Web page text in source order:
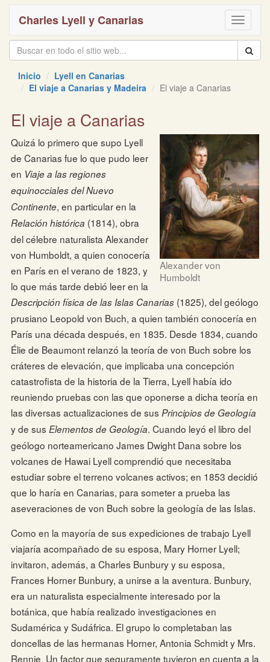
Charles Lyell y Canarias
Toggle
Inicio
Lyell en Canarias
El viaje a Canarias y Madeira
El viaje a Canarias
El viaje a Canarias
Alexander von
Humboldt
Quizá lo primero que supo Lyell
de Canarias fue lo que pudo leer
en Viaje a las regiones
equinocciales del Nuevo
Continente, en particular en la
Relación histórica (1814), obra
del célebre naturalista Alexander
von Humboldt, a quien conocería
en París en el verano de 1823, y
lo que más tarde debió leer en la
Descripción física de las Islas Canarias (1825), del geólogo
prusiano Leopold von Buch, a quien también conocería en
París una década después, en 1835. Desde 1834, cuando
Élie de Beaumont relanzó la teoría de von Buch sobre los
cráteres de elevación, que implicaba una concepción
catastrofista de la historia de la Tierra, Lyell había ido
reuniendo pruebas con las que oponerse a dicha teoría en
las diversas actualizaciones de sus Principios de Geología
y de sus Elementos de Geología. Cuando leyó el libro del
geólogo norteamericano James Dwight Dana sobre los
volcanes de Hawai Lyell comprendió que necesitaba
estudiar sobre el terreno volcanes activos; en 1853 decidió
que lo haría en Canarias, para someter a prueba las
aseveraciones de von Buch sobre la geología de las Islas.
Como en la mayoría de sus expediciones de trabajo Lyell
viajaría acompañado de su esposa, Mary Horner Lyell;
invitaron, además, a Charles Bunbury y su esposa,
Frances Horner Bunbury, a unirse a la aventura. Bunbury,
era un naturalista especialmente interesado por la
botánica, que había realizado investigaciones en
Sudamérica y Sudáfrica. El grupo lo completaban las
doncellas de las hermanas Horner, Antonia Schmidt y Mrs.
Rennie. Un factor que seguramente tuvieron en cuenta a la